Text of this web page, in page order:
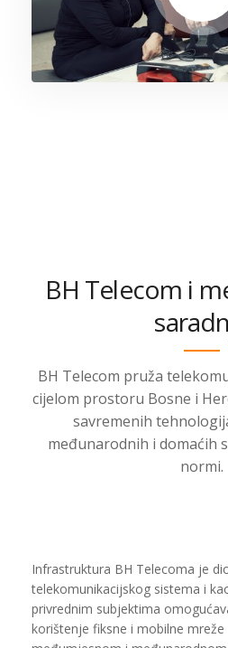
BH Telecom i
BH Telecom pruža
cijelom prostoru Bosne i
savremenih
međunarodnih i domaćih
normi.
Infrastruktura BH Telecoma je
telekomunikacijskog sistema i
privrednim subjektima
korištenje fiksne i mobilne